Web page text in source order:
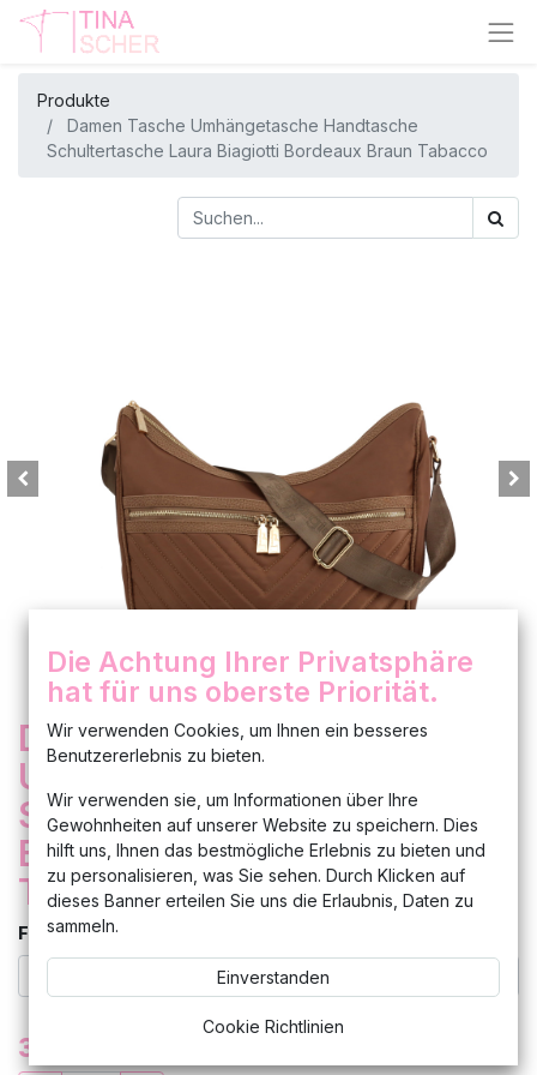
Produkte
Damen Tasche Umhängetasche Handtasche
Schultertasche Laura Biagiotti Bordeaux Braun Tabacco
Damen Tasche
Umhängetasche Handtasche
Schultertasche Laura
Biagiotti Bordeaux Braun
Tabacco
Farbe
37,00
Die Achtung Ihrer Privatsphäre
hat für uns oberste Priorität.
Wir verwenden Cookies, um Ihnen ein besseres
Benutzererlebnis zu bieten.
Wir verwenden sie, um Informationen über Ihre
Gewohnheiten auf unserer Website zu speichern. Dies
hilft uns, Ihnen das bestmögliche Erlebnis zu bieten und
zu personalisieren, was Sie sehen. Durch Klicken auf
dieses Banner erteilen Sie uns die Erlaubnis, Daten zu
sammeln.
Einverstanden
Cookie Richtlinien